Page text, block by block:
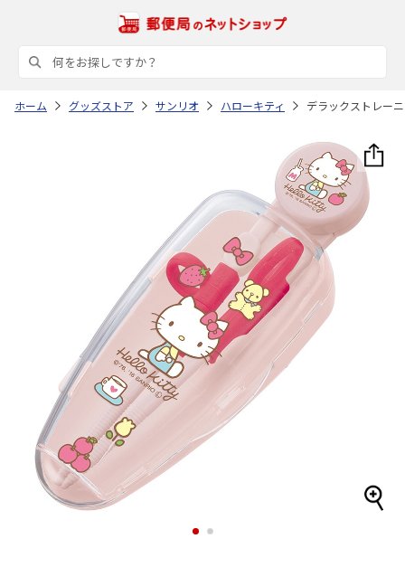
ホーム グッズストア サンリオ ハローキティ デラックストレー
1 2